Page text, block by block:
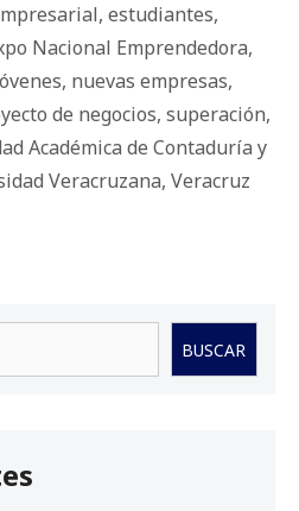
, estudiantes,
Nacional Emprendedora,
, nuevas empresas,
de negocios, superación,
Académica de Contaduría y
Veracruzana, Veracruz
BUSCAR